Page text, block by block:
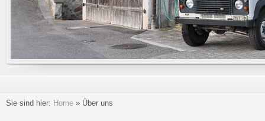
Sie sind hier: Home » Über uns